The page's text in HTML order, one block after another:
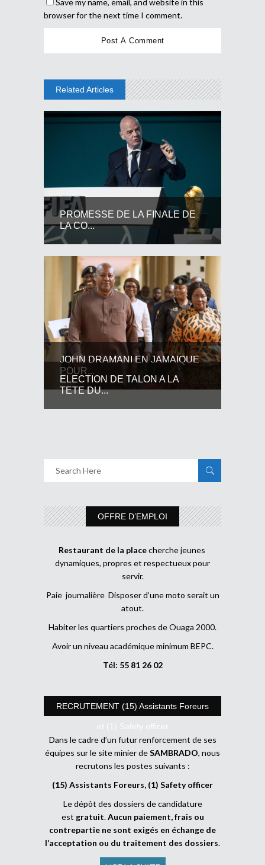
Save my name, email, and website in this
browser for the next time I comment.
Related Articles
PROMESSE DE LA FINALE DE
LA CO...
JOHN DRAMANI EN JAMAIQUE
POUR...
ELECTION DE TALON A LA
TETE DU...
OFFRE D’EMPLOI
Restaurant de la placecherche jeunes
dynamiques, propres et respectueux pour
servir.
Paie journalière Disposer d’une moto serait un
atout.
Habiter les quartiers proches de Ouaga 2000.
Avoir un niveau académique minimum BEPC.
Tél: 55 81 26 02
RECRUTEMENT (15) Assistants Foreurs
et (1) Safety officer
Dans le cadre d’un futur renforcement de ses
équipes sur le site minier deSAMBRADO, nous
recrutons les postes suivants :
(15) Assistants Foreurs, (1) Safety officer
Le dépôt des dossiers de candidature
est gratuit.Aucun paiement, frais ou
contrepartie ne sont exigés en échange de
l’acceptation ou du traitement des dossiers.